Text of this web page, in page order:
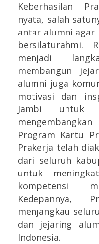
Keberhasilan
nyata, salah
antar alumni agar
bersilaturahmi.
menjadi
membangun
alumni juga
motivasi dan
Jambi untuk
Program Kartu
Prakerja telah
dari seluruh
untuk
kompetensi
Kedepannya,
menjangkau
dan jejaring
Indonesia.